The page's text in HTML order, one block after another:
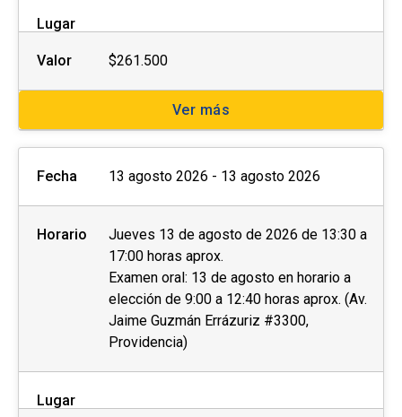
Las personas interesadas deberán completar la
ficha de postulación que se encuentra al costado
siguientes documentos al momento de la
postulación o de manera posterior a la
coordinación a cargo:
Otros (preguntar a la unidad)
Con el objetivo de brindar las condiciones y
asistencia adecuadas, invitamos apersonas
con discapacidadfísica, motriz, sensorial
(visual o auditiva) u otra, a dar aviso de esto
durante el proceso de postulación.
Lugar
Valor $261.500
Ver más
Fecha 13 agosto 2026 - 13 agosto 2026
Horario
Jueves 13 de agosto de 2026 de 13:30 a
17:00 horas aprox.
Examen oral: 13 de agosto en horario a
elección de 9:00 a 12:40 horas aprox. (Av.
Jaime Guzmán Errázuriz #3300,
Providencia)
Lugar